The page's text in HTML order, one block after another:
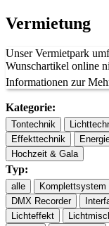
Vermietung
Unser Vermietpark
Wunschartikel online
Informationen zur
Tage: 1 Tag 2
Kategorie:
Typ: